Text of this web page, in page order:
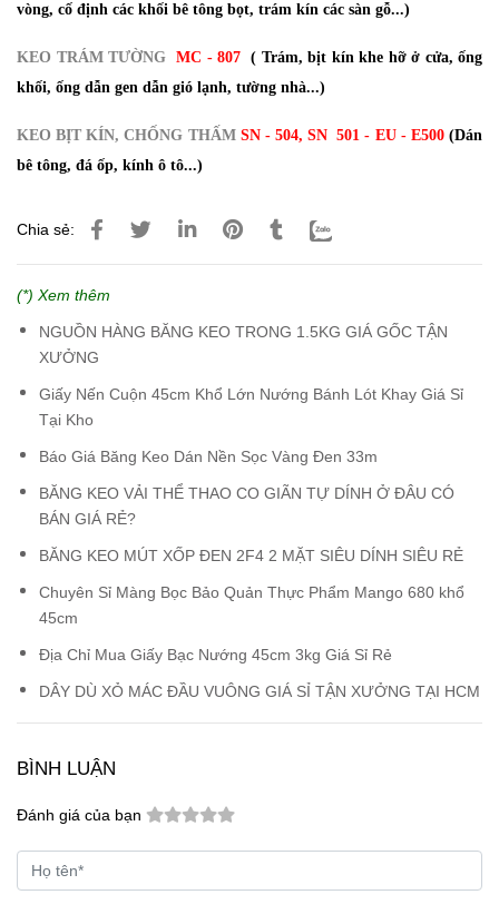
vòng, cố định các khối bê tông bọt, trám kín các sàn gỗ...)
KEO TRÁM TƯỜNG MC - 807 ( Trám, bịt kín khe hỡ ở cửa, ống
khối, ống dẫn gen dẫn gió lạnh, tường nhà...)
KEO BỊT KÍN, CHỐNG THẤM SN - 504, SN 501 - EU - E500(Dán
bê tông, đá ốp, kính ô tô...)
Chia sẻ:
(*) Xem thêm
NGUỒN HÀNG BĂNG KEO TRONG 1.5KG GIÁ GỐC TẬN
XƯỞNG
Giấy Nến Cuộn 45cm Khổ Lớn Nướng Bánh Lót Khay Giá Sỉ
Tại Kho
Báo Giá Băng Keo Dán Nền Sọc Vàng Đen 33m
BĂNG KEO VẢI THỂ THAO CO GIÃN TỰ DÍNH Ở ĐÂU CÓ
BÁN GIÁ RẺ?
BĂNG KEO MÚT XỐP ĐEN 2F4 2 MẶT SIÊU DÍNH SIÊU RẺ
Chuyên Sỉ Màng Bọc Bảo Quản Thực Phẩm Mango 680 khổ
45cm
Địa Chỉ Mua Giấy Bạc Nướng 45cm 3kg Giá Sỉ Rẻ
DÂY DÙ XỎ MÁC ĐẦU VUÔNG GIÁ SỈ TẬN XƯỞNG TẠI HCM
BÌNH LUẬN
Đánh giá của bạn